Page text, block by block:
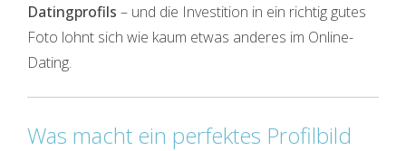
Datingprofils – und die Investition in ein richtig gutes
Foto lohnt sich wie kaum etwas anderes im Online-
Dating.
Was macht ein perfektes Profilbild